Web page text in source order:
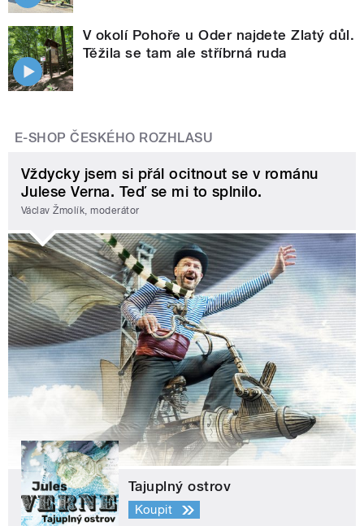
V okolí Pohoře u Oder najdete Zlatý důl.
Těžila se tam ale stříbrná ruda
E-SHOP ČESKÉHO ROZHLASU
Vždycky jsem si přál ocitnout se v románu
Julese Verna. Teď se mi to splnilo.
Václav Žmolík, moderátor
Tajuplný ostrov
Koupit